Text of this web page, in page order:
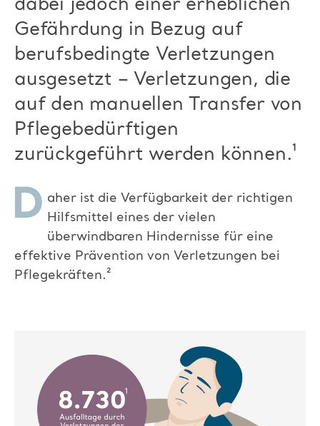
dabei jedoch einer erheblichen
Gefährdung in Bezug auf
berufsbedingte Verletzungen
ausgesetzt – Verletzungen, die
auf den manuellen Transfer von
Pflegebedürftigen
zurückgeführt werden können.¹
D aher ist die Verfügbarkeit der richtigen
Hilfsmittel eines der vielen
überwindbaren Hindernisse für eine
effektive Prävention von Verletzungen bei
Pflegekräften.²